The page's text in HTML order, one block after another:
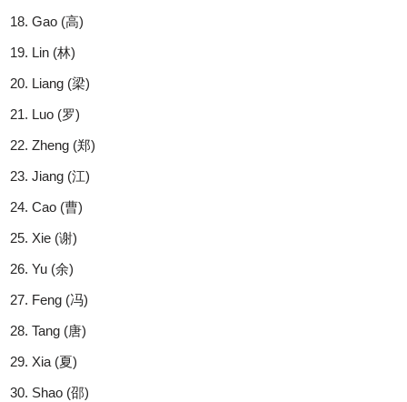
Gao (高)
Lin (林)
Liang (梁)
Luo (罗)
Zheng (郑)
Jiang (江)
Cao (曹)
Xie (谢)
Yu (余)
Feng (冯)
Tang (唐)
Xia (夏)
Shao (邵)